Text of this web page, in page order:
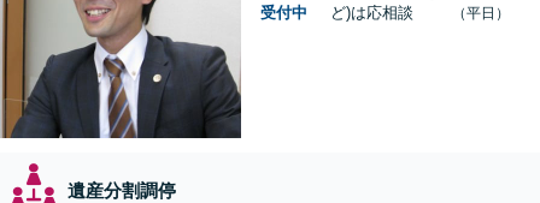
受付中
ど)は応相談
（平日）
遺産分割調停